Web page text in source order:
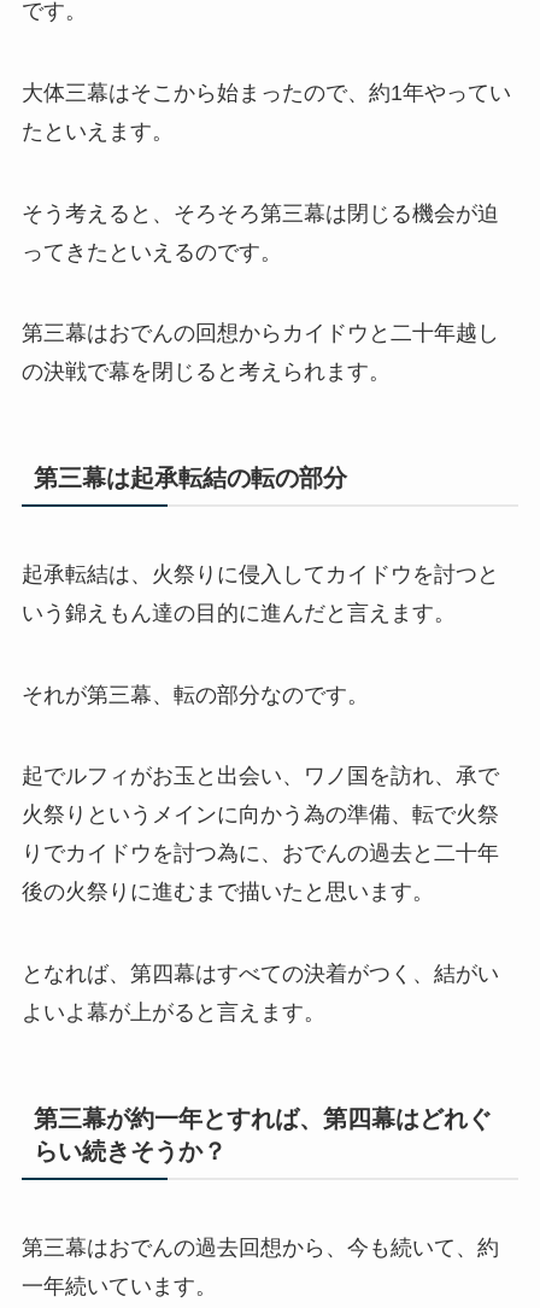
です。
大体三幕はそこから始まったので、約1年やってい
たといえます。
そう考えると、そろそろ第三幕は閉じる機会が迫
ってきたといえるのです。
第三幕はおでんの回想からカイドウと二十年越し
の決戦で幕を閉じると考えられます。
第三幕は起承転結の転の部分
起承転結は、火祭りに侵入してカイドウを討つと
いう錦えもん達の目的に進んだと言えます。
それが第三幕、転の部分なのです。
起でルフィがお玉と出会い、ワノ国を訪れ、承で
火祭りというメインに向かう為の準備、転で火祭
りでカイドウを討つ為に、おでんの過去と二十年
後の火祭りに進むまで描いたと思います。
となれば、第四幕はすべての決着がつく、結がい
よいよ幕が上がると言えます。
第三幕が約一年とすれば、第四幕はどれぐ
らい続きそうか？
第三幕はおでんの過去回想から、今も続いて、約
一年続いています。